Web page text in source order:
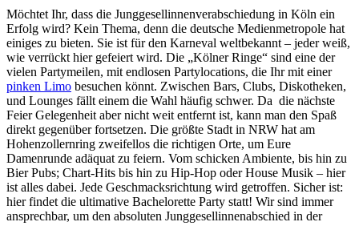
Möchtet Ihr, dass die Junggesellinnenverabschiedung in Köln ein
Erfolg wird? Kein Thema, denn die deutsche Medienmetropole hat
einiges zu bieten. Sie ist für den Karneval weltbekannt – jeder weiß,
wie verrückt hier gefeiert wird. Die „Kölner Ringe“ sind eine der
vielen Partymeilen, mit endlosen Partylocations, die Ihr mit einer
pinken Limo besuchen könnt. Zwischen Bars, Clubs, Diskotheken,
und Lounges fällt einem die Wahl häufig schwer. Da die nächste
Feier Gelegenheit aber nicht weit entfernt ist, kann man den Spaß
direkt gegenüber fortsetzen. Die größte Stadt in NRW hat am
Hohenzollernring zweifellos die richtigen Orte, um Eure
Damenrunde adäquat zu feiern. Vom schicken Ambiente, bis hin zu
Bier Pubs; Chart-Hits bis hin zu Hip-Hop oder House Musik – hier
ist alles dabei. Jede Geschmacksrichtung wird getroffen. Sicher ist:
hier findet die ultimative Bachelorette Party statt! Wir sind immer
ansprechbar, um den absoluten Junggesellinnenabschied in der